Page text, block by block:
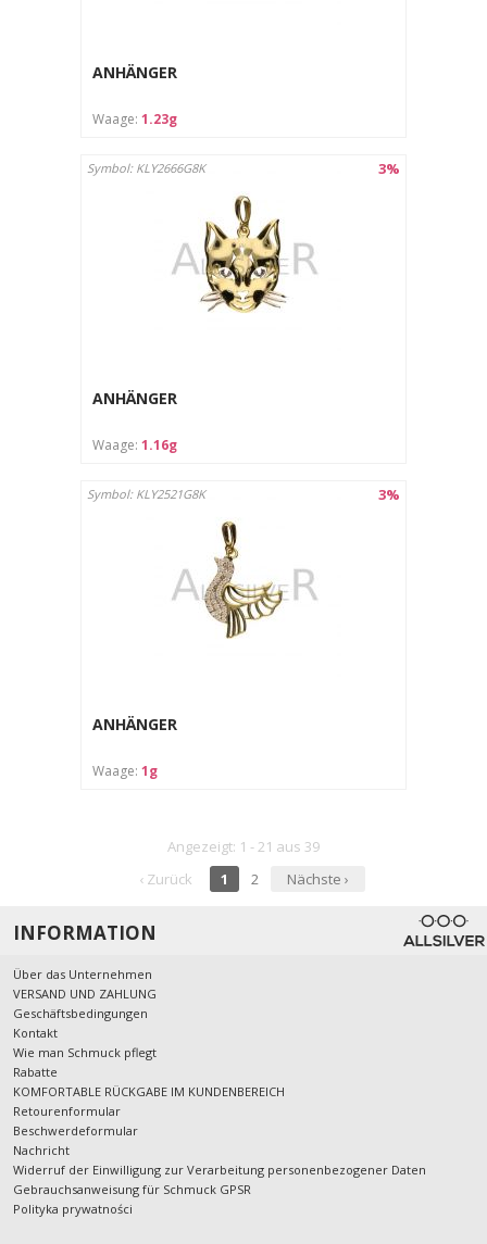
ANHÄNGER
Waage: 1.23g
3%
Symbol: KLY2666G8K
ANHÄNGER
Waage: 1.16g
3%
Symbol: KLY2521G8K
ANHÄNGER
Waage: 1g
Angezeigt: 1 - 21 aus 39
‹ Zurück
1 2 Nächste ›
INFORMATION
Über das Unternehmen
VERSAND UND ZAHLUNG
Geschäftsbedingungen
Kontakt
Wie man Schmuck pflegt
Rabatte
KOMFORTABLE RÜCKGABE IM KUNDENBEREICH
Retourenformular
Beschwerdeformular
Nachricht
Widerruf der Einwilligung zur Verarbeitung personenbezogener Daten
Gebrauchsanweisung für Schmuck GPSR
Polityka prywatności